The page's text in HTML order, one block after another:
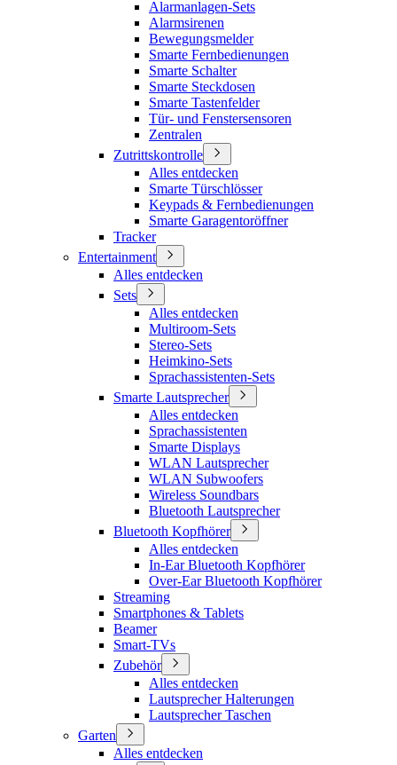
Alarmanlagen-Sets
Alarmsirenen
Bewegungsmelder
Smarte Fernbedienungen
Smarte Schalter
Smarte Steckdosen
Smarte Tastenfelder
Tür- und Fenstersensoren
Zentralen
Zutrittskontrolle
Alles entdecken
Smarte Türschlösser
Keypads & Fernbedienungen
Smarte Garagentoröffner
Tracker
Entertainment
Alles entdecken
Sets
Alles entdecken
Multiroom-Sets
Stereo-Sets
Heimkino-Sets
Sprachassistenten-Sets
Smarte Lautsprecher
Alles entdecken
Sprachassistenten
Smarte Displays
WLAN Lautsprecher
WLAN Subwoofers
Wireless Soundbars
Bluetooth Lautsprecher
Bluetooth Kopfhörer
Alles entdecken
In-Ear Bluetooth Kopfhörer
Over-Ear Bluetooth Kopfhörer
Streaming
Smartphones & Tablets
Beamer
Smart-TVs
Zubehör
Alles entdecken
Lautsprecher Halterungen
Lautsprecher Taschen
Garten
Alles entdecken